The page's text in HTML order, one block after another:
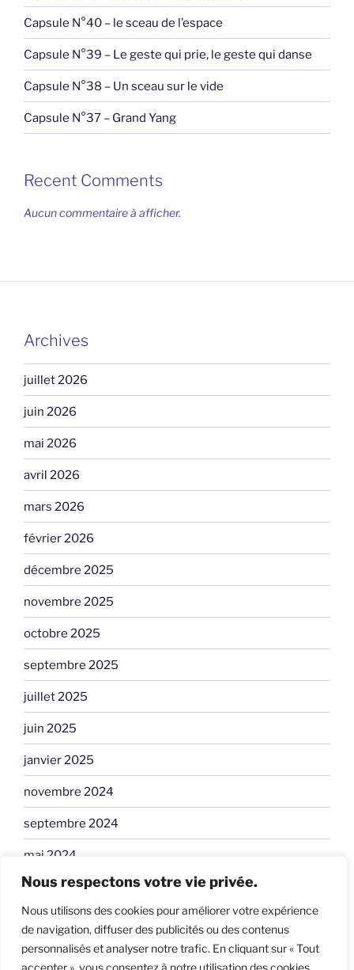
Nous respectons votre vie privée.
Nous utilisons des cookies pour améliorer votre expérience
de navigation, diffuser des publicités ou des contenus
personnalisés et analyser notre trafic. En cliquant sur « Tout
accepter », vous consentez à notre utilisation des cookies.
Capsule N°40 – le sceau de l’espace
Capsule N°39 – Le geste qui prie, le geste qui danse
Capsule N°38 – Un sceau sur le vide
Capsule N°37 – Grand Yang
Recent Comments
Aucun commentaire à afficher.
Archives
juillet 2026
juin 2026
mai 2026
avril 2026
mars 2026
février 2026
décembre 2025
novembre 2025
octobre 2025
septembre 2025
juillet 2025
juin 2025
janvier 2025
novembre 2024
septembre 2024
mai 2024
avril 2024
janvier 2024